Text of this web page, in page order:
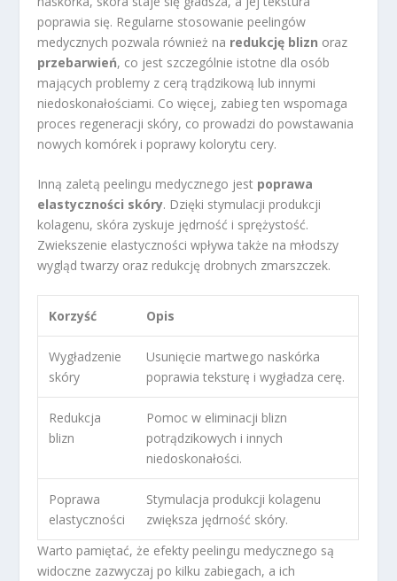
poprawia się. Regularne stosowanie peelingów
medycznych pozwala również na redukcję blizn oraz
przebarwień, co jest szczególnie istotne dla osób
mających problemy z cerą trądzikową lub innymi
niedoskonałościami. Co więcej, zabieg ten wspomaga
proces regeneracji skóry, co prowadzi do powstawania
nowych komórek i poprawy kolorytu cery.
Inną zaletą peelingu medycznego jest poprawa
elastyczności skóry. Dzięki stymulacji produkcji
kolagenu, skóra zyskuje jędrność i sprężystość.
Zwiekszenie elastyczności wpływa także na młodszy
wygląd twarzy oraz redukcję drobnych zmarszczek.
Korzyść Opis
Wygładzenie
skóry
Usunięcie martwego naskórka
poprawia teksturę i wygładza cerę.
Redukcja
blizn
Pomoc w eliminacji blizn
potrądzikowych i innych
niedoskonałości.
Poprawa
elastyczności
Stymulacja produkcji kolagenu
zwiększa jędrność skóry.
Warto pamiętać, że efekty peelingu medycznego są
widoczne zazwyczaj po kilku zabiegach, a ich